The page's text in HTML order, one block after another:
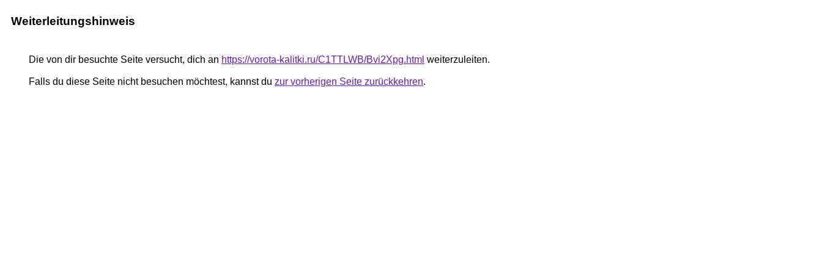
Weiterleitungshinweis
Die von dir besuchte Seite versucht, dich an https://vorota-kalitki.ru/C1TTLWB/Bvi2Xpg.html weiterzuleiten.
Falls du diese Seite nicht besuchen möchtest, kannst du zur vorherigen Seite zurückkehren.